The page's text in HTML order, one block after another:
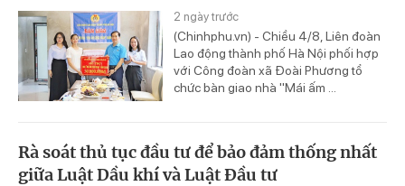
2 ngày trước
(Chinhphu.vn) - Chiều 4/8, Liên đoàn
Lao động thành phố Hà Nội phối hợp
với Công đoàn xã Đoài Phương tổ
chức bàn giao nhà "Mái ấm ...
Rà soát thủ tục đầu tư để bảo đảm thống nhất
giữa Luật Dầu khí và Luật Đầu tư